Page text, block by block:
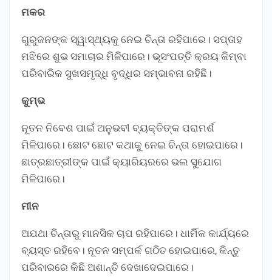
ମକର
ଗୁରୁଜନଙ୍କ ସ୍ୱାସ୍ଥ୍ୟକୁ ନେଇ ଚିନ୍ତା ରହିପାରେ। ସପ୍ତାହ
ମଝିରେ ଶୁଭ ସମାଚାର ମିଳିପାରେ। ଭୂସଂପତ୍ତି କ୍ରୟ କିମ୍ବା
ପରିବାରିକ ସୁଖସମୃଦ୍ଧି ବୃଦ୍ଧିର ସମ୍ଭାବନା ରହିଛି।
କୁମ୍ଭ
ନୂତନ ନିବେଶ ପାଇଁ ଅନୁଭବୀ ବ୍ୟକ୍ତିଙ୍କ ପରାମର୍ଶ
ମିଳିପାରେ। ଛୋଟ ଛୋଟ କଥାକୁ ନେଇ ଚିନ୍ତା ହୋଇପାରେ।
ଛାତ୍ରଛାତ୍ରୀଙ୍କ ପାଇଁ କ୍ୟାରିୟରରେ ଭଲ ସୁଯୋଗ
ମିଳିପାରେ।
ମୀନ
ଅଯଥା ଚିନ୍ତାରୁ ମାନସିକ ଚାପ ରହିପାରେ। ଧାର୍ମିକ କାର୍ଯ୍ୟରେ
ବ୍ୟସ୍ତ ରହିବେ। ନୂତନ ସମ୍ପର୍କ ଗଠିତ ହୋଇପାରେ, କିନ୍ତୁ
ପରିବାରରେ କିଛି ଅଶାନ୍ତି ଦେଖାଦେଇପାରେ।